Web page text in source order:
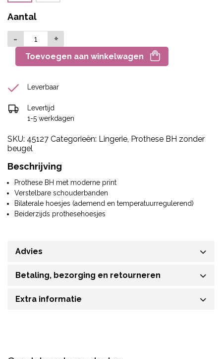
Aantal
- +
Toevoegen aan winkelwagen
Leverbaar
Levertijd
1-5 werkdagen
SKU: 45127 Categorieën: Lingerie, Prothese BH zonder
beugel
Beschrijving
Prothese BH met moderne print
Verstelbare schouderbanden
Bilaterale hoesjes (ademend en temperatuurregulerend)
Beiderzijds prothesehoesjes
Advies
Betaling, bezorging en retourneren
Extra informatie